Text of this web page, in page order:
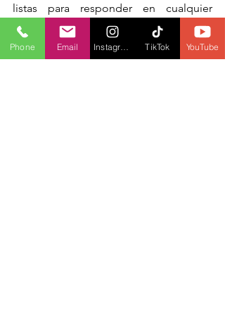
listas para responder en cualquier
momento".
Phone Email TikTok YouTube